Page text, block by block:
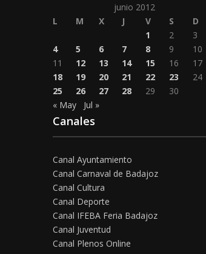
junio 2012
L
M X J V S
D
1
2
3
4
5 6 7 8 9
10
11
12 13 14 15 16
17
18
19 20 21 22 23
24
25
26 27 28 29
30
« May
Jul »
Canales
Canal Ayuntamiento
Canal Carnaval de Badajoz
Canal Cultura
Canal Deporte
Canal IFEBA Feria Badajoz
Canal Juventud
Canal Plenos Online